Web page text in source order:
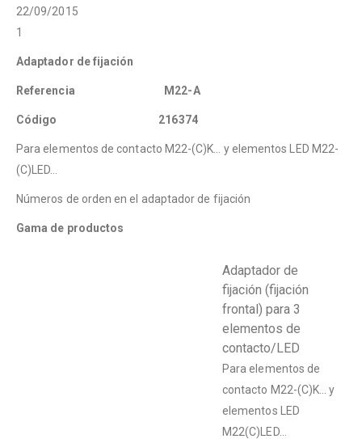
22/
1
Adaptador de fijación
Referencia M22-A
Código 216374
Para elementos de contacto M22-(C)K… y elementos LED M22-
(C)LED…
Números de orden en el adaptador de fijación
Gama de productos
Adaptador de
fijación (fijación
frontal) para 3
elementos de
contacto/LED
Para elementos de
contacto M22-(C)K… y
elementos LED
M22(C)LED…